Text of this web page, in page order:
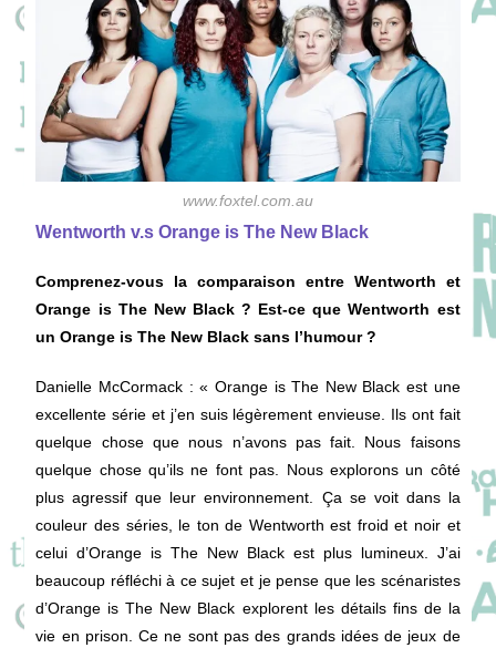
www.foxtel.com.au
Wentworth v.s Orange is The New Black
Comprenez-vous la comparaison entre Wentworth et
Orange is The New Black ? Est-ce que Wentworth est
un Orange is The New Black sans l’humour ?
Danielle McCormack : « Orange is The New Black est une
excellente série et j’en suis légèrement envieuse. Ils ont fait
quelque chose que nous n’avons pas fait. Nous faisons
quelque chose qu’ils ne font pas. Nous explorons un côté
plus agressif que leur environnement. Ça se voit dans la
couleur des séries, le ton de Wentworth est froid et noir et
celui d’Orange is The New Black est plus lumineux. J’ai
beaucoup réfléchi à ce sujet et je pense que les scénaristes
d’Orange is The New Black explorent les détails fins de la
vie en prison. Ce ne sont pas des grands idées de jeux de